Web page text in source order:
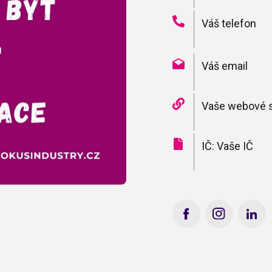
Váš telefon
Váš email
Vaše webové
IČ: Vaše IČ